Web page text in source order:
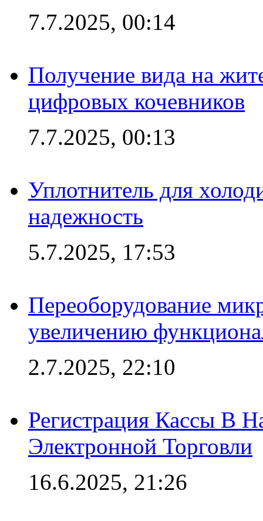
7.7.2025, 00:14
Получение вида на
цифровых кочевников
7.7.2025, 00:13
Уплотнитель для
надежность
5.7.2025, 17:53
Переоборудование
увеличению
2.7.2025, 22:10
Регистрация Кассы В
Электронной Торговли
16.6.2025, 21:26